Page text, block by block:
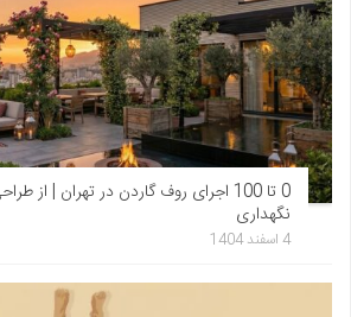
0 تا 100 اجرای روف گاردن در تهران | از
نگهداری
4 اسفند 1404